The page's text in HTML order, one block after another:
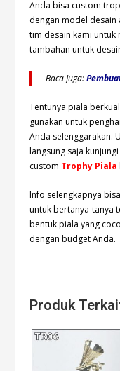
Anda bisa custom
dengan model desain
tim desain kami untuk
tambahan untuk
Baca Juga:
Tentunya piala
gunakan untuk
Anda selenggarakan.
langsung saja
custom Trophy Piala
Info selengkapnya
untuk bertanya-tanya
bentuk piala yang
dengan budget Anda.
Produk